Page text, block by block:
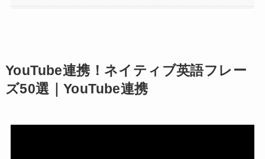
YouTube連携！ネイティブ英語フレー
ズ50選｜YouTube連携